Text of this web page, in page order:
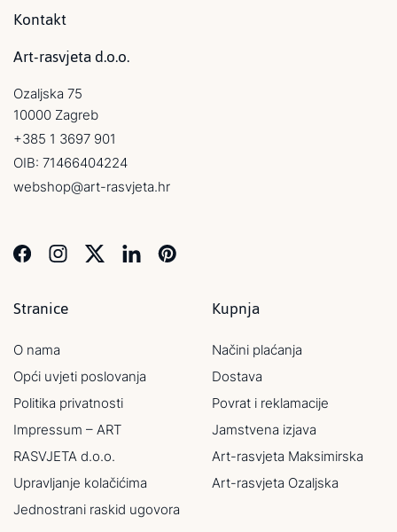
Kontakt
Art-rasvjeta d.o.o.
Ozaljska 75
10000 Zagreb
+385 1 3697 901
OIB: 71466404224
webshop@art-rasvjeta.hr
Stranice
O nama
Opći uvjeti poslovanja
Politika privatnosti
Impressum – ART
RASVJETA d.o.o.
Upravljanje kolačićima
Jednostrani raskid ugovora
Kupnja
Načini plaćanja
Dostava
Povrat i reklamacije
Jamstvena izjava
Art-rasvjeta Maksimirska
Art-rasvjeta Ozaljska